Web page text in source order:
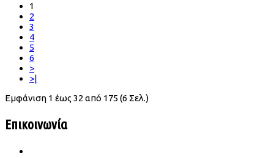
1
2
3
4
5
6
>
>|
Εμφάνιση 1 έως 32 από 175 (6 Σελ.)
Επικοινωνία